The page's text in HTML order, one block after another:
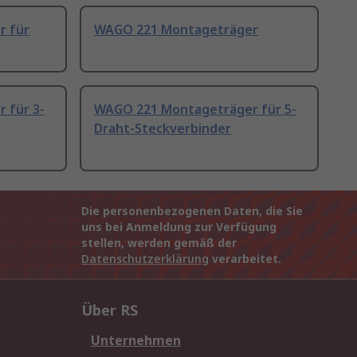
für
WAGO 221 Montageträger
für 3-
WAGO 221 Montageträger für 5-
Draht-Steckverbinder
Die personenbezogenen Daten, die Sie
uns bei Anmeldung zur Verfügung
stellen, werden gemäß der
Datenschutzerklärung verarbeitet.
Über RS
Unternehmen